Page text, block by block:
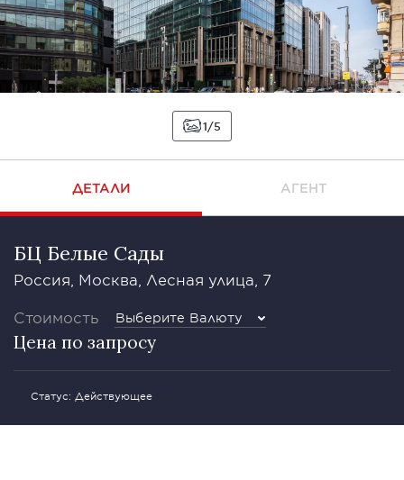
1 5
ДЕТАЛИ АГЕНТ
БЦ Белые Сады
Россия, Москва, Лесная улица, 7
Стоимость Выберите Валюту
Цена по запросу
Статус: Действующее